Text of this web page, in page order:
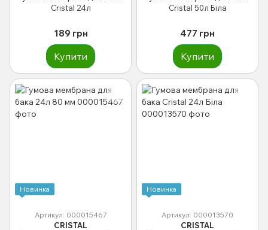
Сristal 24л
189 грн
Купити
Сristal 50л Біла
477 грн
Купити
Новинка
Артикул: 000015467
CRISTAL
Новинка
Артикул: 000013570
CRISTAL